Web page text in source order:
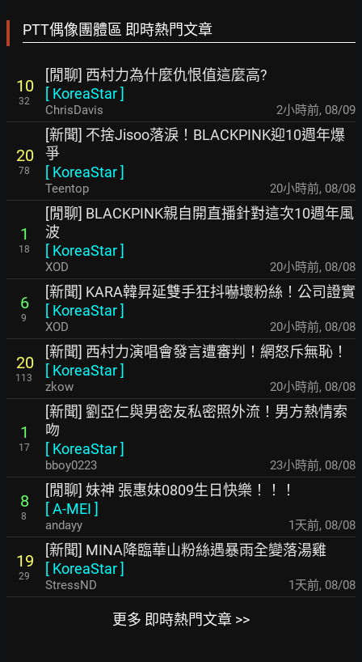
PTT偶像團體區 即時熱門文章
10
32
[閒聊] 西村力為什麼仇恨值這麼高?
[ KoreaStar]
ChrisDavis 2小時前, 08/09
20
78
[新聞] 不捨Jisoo落淚！BLACKPINK迎10週年爆
爭
[ KoreaStar]
Teentop 20小時前, 08/08
1
18
[閒聊] BLACKPINK親自開直播針對這次10週年風
波
[ KoreaStar]
XOD 20小時前, 08/08
6
9
[新聞] KARA韓昇延雙手狂抖嚇壞粉絲！公司證實
[ KoreaStar]
XOD 20小時前, 08/08
20
113
[新聞] 西村力演唱會發言遭審判！網怒斥無恥！
[ KoreaStar]
zkow 20小時前, 08/08
1
17
[新聞] 劉亞仁與男密友私密照外流！男方熱情索
吻
[ KoreaStar]
bboy0223 23小時前, 08/08
8
8
[閒聊] 妹神 張惠妹0809生日快樂！！！
[A-MEI ]
andayy 1天前, 08/08
19
29
[新聞] MINA降臨華山粉絲遇暴雨全變落湯雞
[ KoreaStar]
StressND 1天前, 08/08
更多 即時熱門文章 >>